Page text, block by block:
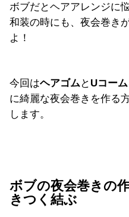
ボブだとヘアアレンジに
和装の時にも、夜会巻き
よ！
今回はヘアゴム と Uコーム
に綺麗な夜会巻きを作る
します。
ボブの夜会巻きの
きつく結ぶ